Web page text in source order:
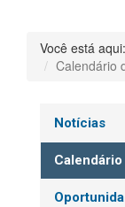
Você está aqui:
Calendário
Notícias